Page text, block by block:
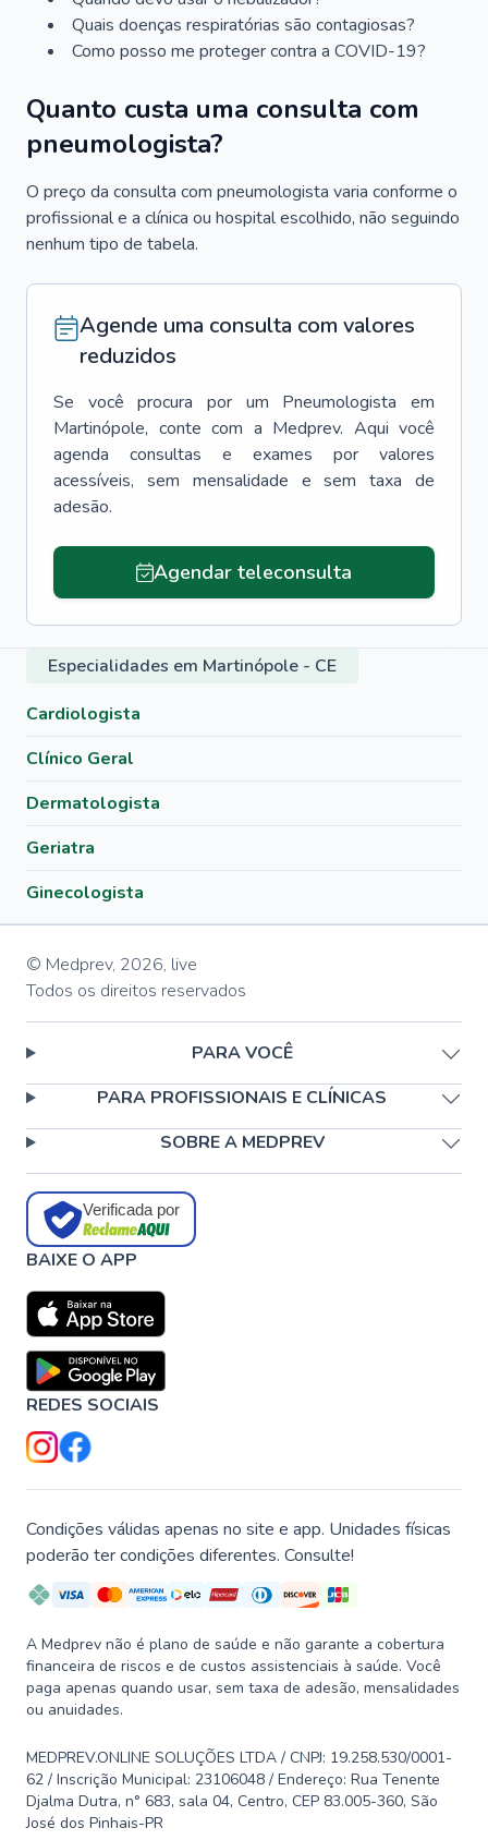
Quais doenças respiratórias são contagiosas?
Como posso me proteger contra a COVID-19?
Quanto custa uma consulta com
pneumologista?
O preço da consulta com pneumologista varia conforme o
profissional e a clínica ou hospital escolhido, não seguindo
nenhum tipo de tabela.
Agende uma consulta com valores
reduzidos
Se você procura por um Pneumologista
em
Martinópole, conte com a Medprev. Aqui você
agenda consultas e exames por valores
acessíveis, sem mensalidade e sem taxa de
adesão.
Agendar teleconsulta
Especialidades em Martinópole - CE
Cardiologista
Clínico Geral
Dermatologista
Geriatra
Ginecologista
© Medprev, 2026, live
Todos os direitos reservados
PARA VOCÊ
PARA PROFISSIONAIS E CLÍNICAS
SOBRE A MEDPREV
Verificada por
BAIXE O APP
REDES SOCIAIS
Condições válidas apenas no site e app. Unidades físicas
poderão ter condições diferentes. Consulte!
A Medprev não é plano de saúde e não garante a cobertura
financeira de riscos e de custos assistenciais à saúde. Você
paga apenas quando usar, sem taxa de adesão, mensalidades
ou anuidades.
MEDPREV.ONLINE SOLUÇÕES LTDA / CNPJ: 19.258.530/0001-
62 / Inscrição Municipal: 23106048 / Endereço: Rua Tenente
Djalma Dutra, n° 683, sala 04, Centro, CEP 83.005-360, São
José dos Pinhais-PR